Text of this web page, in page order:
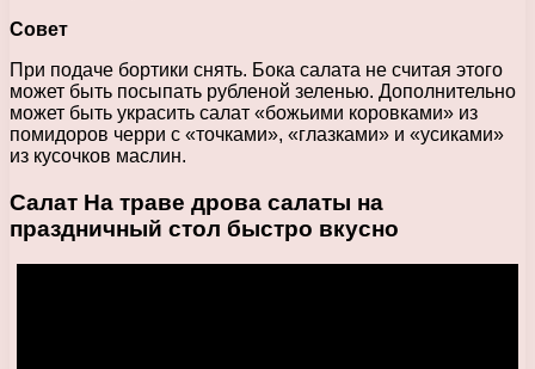
Совет
При подаче бортики снять. Бока салата не считая этого
может быть посыпать рубленой зеленью. Дополнительно
может быть украсить салат «божьими коровками» из
помидоров черри с «точками», «глазками» и «усиками»
из кусочков маслин.
Салат На траве дрова салаты на
праздничный стол быстро вкусно